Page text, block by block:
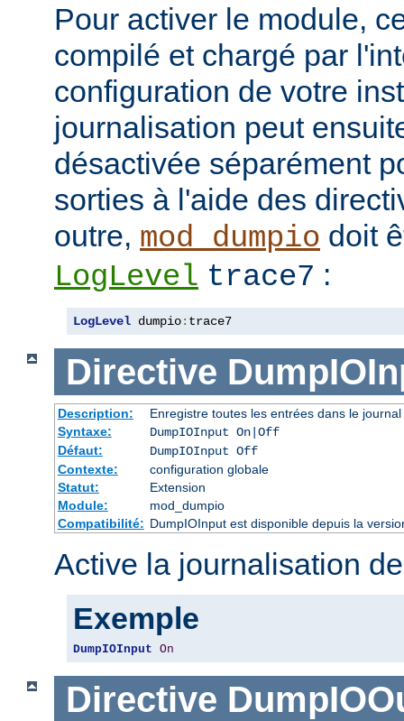
Pour activer le module,
compilé et chargé par
configuration de votre
journalisation peut
désactivée séparément
sorties à l'aide des
outre, mod_dumpio doit
LogLevel trace7 :
LogLevel dumpio: trace7
Directive
Description:
Enregistre toutes les entrées dans le
Syntaxe:
DumpIOInput On|Off
Défaut:
DumpIOInput Off
Contexte:
configuration globale
Statut:
Extension
Module:
mod_dumpio
Compatibilité: DumpIOInput est disponible depuis la
Active la journalisation
Exemple
DumpIOInput On
Directive